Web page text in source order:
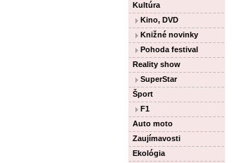
Kultúra
Kino, DVD
Knižné novinky
Pohoda festival
Reality show
SuperStar
Šport
F1
Auto moto
Zaujímavosti
Ekológia